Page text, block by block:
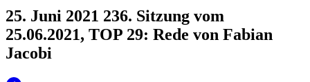
25. Juni 2021 236. Sitzung vom
25.06.2021, TOP 29: Rede von Fabian
Jacobi